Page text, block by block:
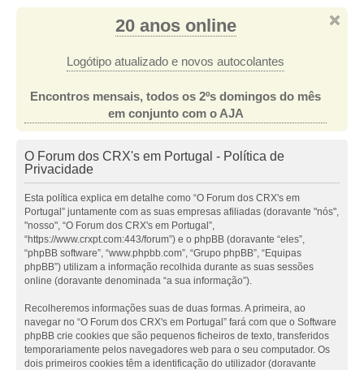
20 anos online
Logótipo atualizado e novos autocolantes
Encontros mensais, todos os 2ºs domingos do mês
em conjunto com o AJA
O Forum dos CRX's em Portugal - Política de
Privacidade
Esta política explica em detalhe como “O Forum dos CRX's em
Portugal” juntamente com as suas empresas afiliadas (doravante "nós",
"nosso", “O Forum dos CRX's em Portugal”,
“https://www.crxpt.com:443/forum”) e o phpBB (doravante “eles”,
“phpBB software”, “www.phpbb.com”, “Grupo phpBB”, “Equipas
phpBB”) utilizam a informação recolhida durante as suas sessões
online (doravante denominada “a sua informação”).
Recolheremos informações suas de duas formas. A primeira, ao
navegar no “O Forum dos CRX's em Portugal” fará com que o Software
phpBB crie cookies que são pequenos ficheiros de texto, transferidos
temporariamente pelos navegadores web para o seu computador. Os
dois primeiros cookies têm a identificação do utilizador (doravante